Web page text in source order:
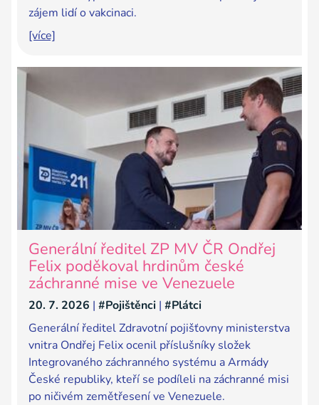
zájem lidí o vakcinaci.
[více]
Generální ředitel ZP MV ČR Ondřej
Felix poděkoval hrdinům české
záchranné mise ve Venezuele
20. 7. 2026 | #Pojištěnci | #Plátci
Generální ředitel Zdravotní pojišťovny ministerstva
vnitra Ondřej Felix ocenil příslušníky složek
Integrovaného záchranného systému a Armády
České republiky, kteří se podíleli na záchranné misi
po ničivém zemětřesení ve Venezuele.